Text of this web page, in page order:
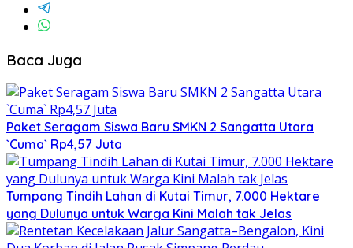
Baca Juga
Paket Seragam Siswa Baru SMKN 2 Sangatta Utara
`Cuma` Rp4,57 Juta
Tumpang Tindih Lahan di Kutai Timur, 7.000 Hektare
yang Dulunya untuk Warga Kini Malah tak Jelas